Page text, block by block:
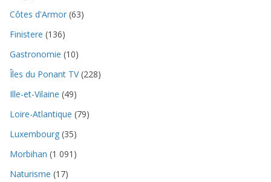
Côtes d'Armor (63)
Finistere (136)
Gastronomie (10)
Îles du Ponant TV(228)
Ille-et-Vilaine (49)
Loire-Atlantique (79)
Luxembourg (35)
Morbihan (1 091)
Naturisme (17)